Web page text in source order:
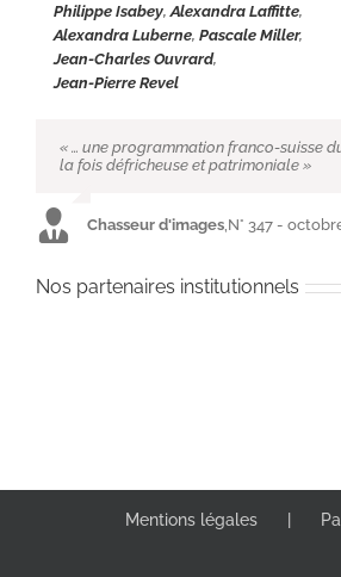
Philippe Isabey, Alexandra Laffitte,
Alexandra Luberne, Pascale Miller,
Jean-Charles Ouvrard,
Jean-Pierre Revel
« … une programmation franco-suisse
la fois défricheuse et patrimoniale »
Chasseur d'images N° 347 -
Nos partenaires institutionnels
Mentions légales